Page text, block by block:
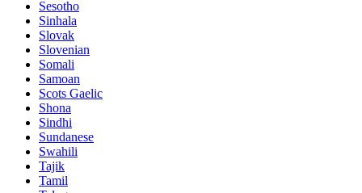
Sesotho
Sinhala
Slovak
Slovenian
Somali
Samoan
Scots Gaelic
Shona
Sindhi
Sundanese
Swahili
Tajik
Tamil